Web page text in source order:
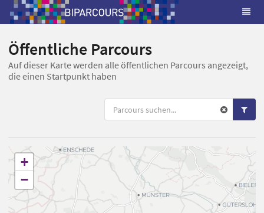
Öffentliche Parcours
Auf dieser Karte werden alle öffentlichen Parcours angezeigt,
die einen Startpunkt haben
+
−